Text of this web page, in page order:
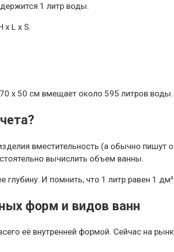
1 литр воды.
х L х S.
х 50 см вмещает около 595 литров
вместительность (а обычно
вычислить объем ванны.
И помнить, что 1 литр равен 1
форм и видов ванн
её внутренней формой. Сейчас на